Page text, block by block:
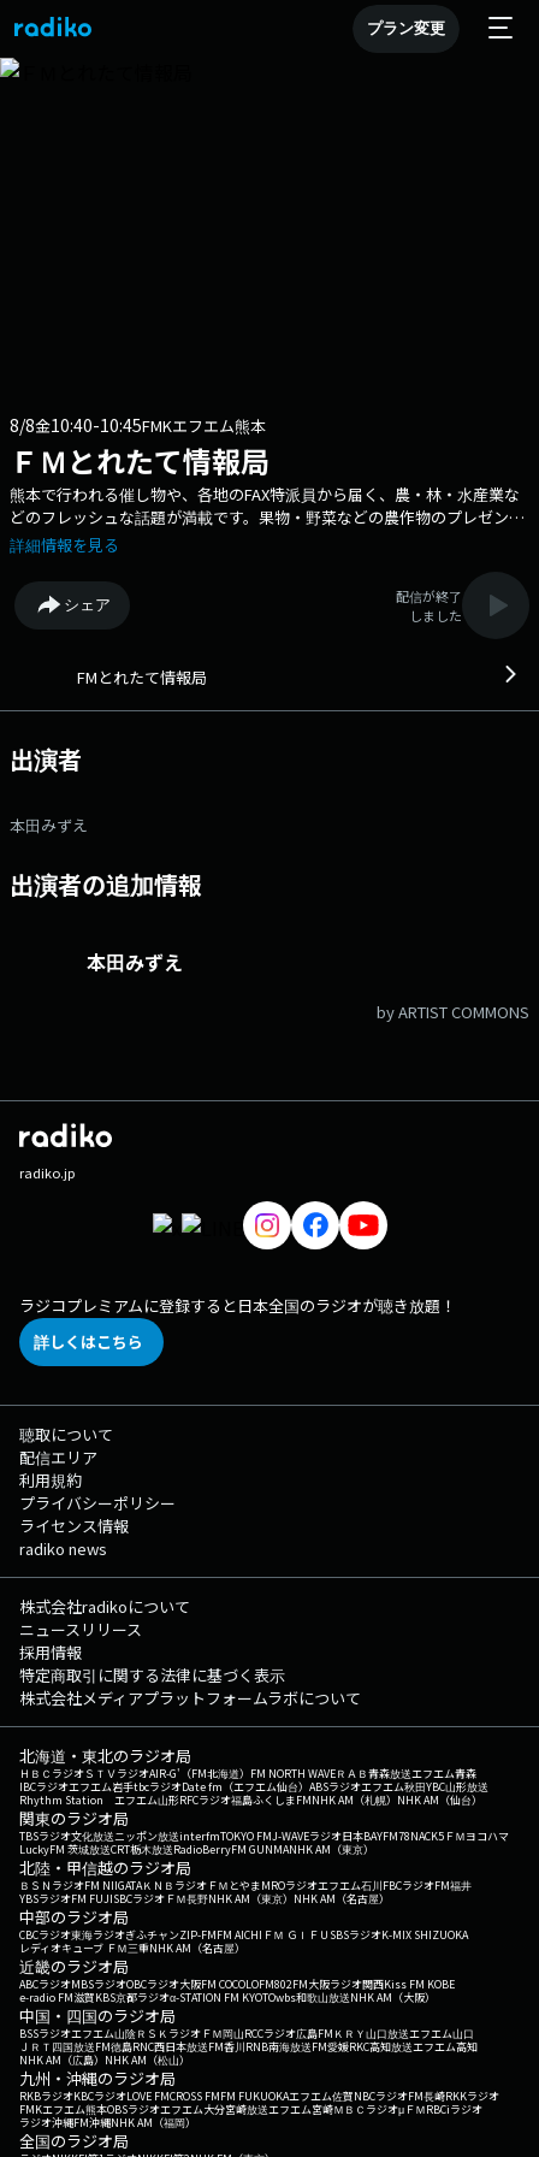
プラン変更
8/8金10:40-10:45FMKエフエム熊本
ＦＭとれたて情報局
熊本で行われる催し物や、各地のFAX特派員から届く、農・林・水産業な
どのフレッシュな話題が満載です。果物・野菜などの農作物のプレゼント
もお楽しみに！ 番組Webサイト：https://fmk.fm/toretate/ メール
https://fmk.fm/request/?id=13
詳細情報を見る
シェア
配信が終了
しました
FMとれたて情報局
出演者
本田みずえ
出演者の追加情報
本田みずえ
by ARTIST COMMONS
radiko.jp
ラジコプレミアムに登録すると日本全国のラジオが聴き放題！
詳しくはこちら
聴取について
配信エリア
利用規約
プライバシーポリシー
ライセンス情報
radiko news
株式会社radikoについて
ニュースリリース
採用情報
特定商取引に関する法律に基づく表示
株式会社メディアプラットフォームラボについて
北海道・東北のラジオ局
ＨＢＣラジオＳＴＶラジオAIR-G'（FM北海道） FM NORTH WAVEＲＡＢ青森放送エフエム青森
IBCラジオエフエム岩手tbcラジオDate fm（エフエム仙台） ABSラジオエフエム秋田YBC山形放送
Rhythm Station エフエム山形RFCラジオ福島ふくしまFMNHK AM（札幌） NHK AM（仙台）
関東のラジオ局
TBSラジオ文化放送ニッポン放送interfmTOKYO FMJ-WAVEラジオ日本BAYFM78NACK5 ＦＭヨコハマ
LuckyFM 茨城放送CRT栃木放送RadioBerryFM GUNMANHK AM（東京）
北陸・甲信越のラジオ局
ＢＳＮラジオFM NIIGATAＫＮＢラジオ ＦＭとやまMROラジオエフエム石川FBCラジオFM福井
YBSラジオFM FUJISBCラジオ ＦＭ長野NHK AM（東京） NHK AM（名古屋）
中部のラジオ局
CBCラジオ東海ラジオぎふチャンZIP-FMFM AICHI ＦＭ ＧＩＦＵ SBSラジオK-MIX SHIZUOKA
レディオキューブ ＦＭ三重NHK AM（名古屋）
近畿のラジオ局
ABCラジオMBSラジオOBCラジオ大阪FM COCOLOFM802FM大阪ラジオ関西Kiss FM KOBE
e-radio FM滋賀KBS京都ラジオα-STATION FM KYOTOwbs和歌山放送NHK AM（大阪）
中国・四国のラジオ局
BSSラジオエフエム山陰ＲＳＫラジオ ＦＭ岡山RCCラジオ広島FM ＫＲＹ山口放送エフエム山口
ＪＲＴ四国放送FM徳島RNC西日本放送FM香川RNB南海放送FM愛媛RKC高知放送エフエム高知
NHK AM（広島） NHK AM（松山）
九州・沖縄のラジオ局
RKBラジオKBCラジオLOVE FMCROSS FMFM FUKUOKAエフエム佐賀NBCラジオFM長崎RKKラジオ
FMKエフエム熊本OBSラジオエフエム大分宮崎放送エフエム宮崎ＭＢＣラジオμＦＭRBCiラジオ
ラジオ沖縄FM沖縄NHK AM（福岡）
全国のラジオ局